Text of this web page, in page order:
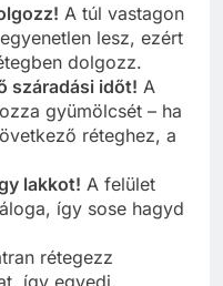
A túl vastagon
lesz, ezért
dolgozz.
száradási időt! A
gyümölcsét – ha
réteghez, a
lakkot! A felület
így sose hagyd
rétegezz
így egyedi,